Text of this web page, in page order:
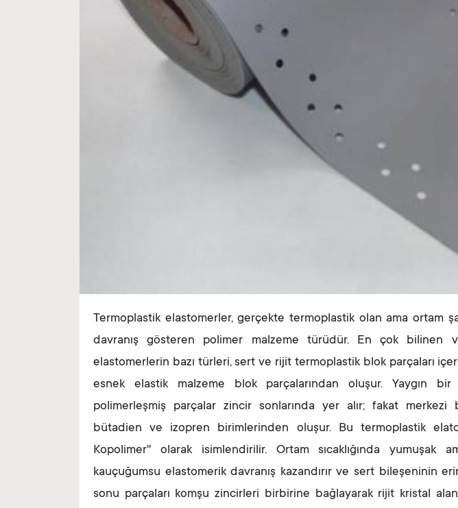
Termoplastik elastomerler, gerçekte termoplastik olan ama ortam
davranış gösteren polimer malzeme türüdür. En çok bilinen
elastomerlerin bazı türleri, sert ve rijit termoplastik blok parçaları
esnek elastik malzeme blok parçalarından oluşur. Yaygın
polimerleşmiş parçalar zincir sonlarında yer alır; fakat merkezi
bütadien ve izopren birimlerinden oluşur. Bu termoplastik
Kopolimer'' olarak isimlendirilir. Ortam sıcaklığında yumuşak
kauçuğumsu elastomerik davranış kazandırır ve sert bileşeninin
sonu parçaları komşu zincirleri birbirine bağlayarak rijit kristal